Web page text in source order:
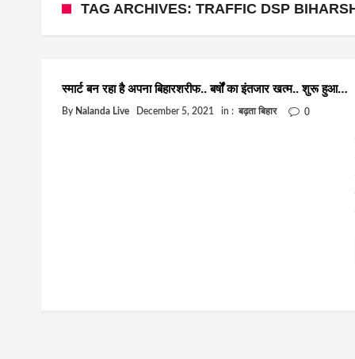
TAG ARCHIVES: TRAFFIC DSP
स्मार्ट बन रहा है अपना बिहारशरीफ.. बर्षों का इंतजार खत्म.. शुरू हुआ…
By Nalanda Live December 5, 2021 in : बढ़ता बिहार 0